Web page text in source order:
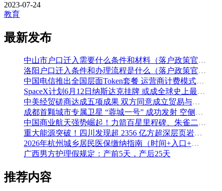
2023-07-24
教育
最新发布
中山市户口迁入需要什么条件和材料（落户政策官方解读）
洛阳户口迁入条件和办理流程是什么（落户政策官方问答汇总）
中国电信推出全国层面Token套餐 运营商计费模式从”流量”迈向”算力”
SpaceX计划6月12日纳斯达克挂牌 或成全球史上最大规模IPO
中美经贸磋商达成五项成果 双方同意成立贸易与投资双理事会
成都首颗城市专属卫星 “蓉城一号” 成功发射 空侧直转模式同步落地 双重大突破助力国际门户枢纽建设
中国商业航天强势崛起！力箭百星里程碑、朱雀二号改进型发射成功
重大能源突破！四川发现超 2356 亿方超深层页岩气田，保障国家能源安全
2026年杭州城乡居民医保缴纳指南（时间+入口+金额）
广西男方护理假规定：产前5天，产后25天
推荐内容